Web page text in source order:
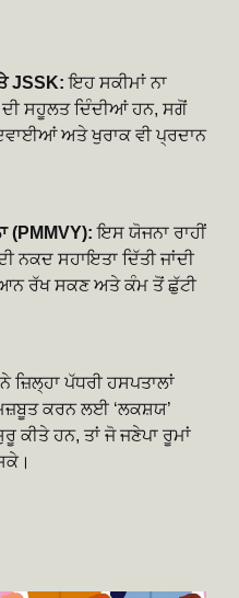
JSSK: ਇਹ ਸਕੀਮਾਂ ਨਾ
ਸਹੂਲਤ ਦਿੰਦੀਆਂ ਹਨ, ਸਗੋਂ
ਅਤੇ ਖੁਰਾਕ ਵੀ ਪ੍ਰਦਾਨ
(PMMVY):ਇਸ ਯੋਜਨਾ ਰਾਹੀਂ
ਨਕਦ ਸਹਾਇਤਾ ਦਿੱਤੀ ਜਾਂਦੀ
ਰੱਖ ਸਕਣ ਅਤੇ ਕੰਮ ਤੋਂ ਛੁੱਟੀ
ਜ਼ਿਲ੍ਹਾ ਪੱਧਰੀ ਹਸਪਤਾਲਾਂ
ਕਰਨ ਲਈ ‘ਲਕਸ਼ਯ’
ਕੀਤੇ ਹਨ, ਤਾਂ ਜੋ ਜਣੇਪਾ ਰੂਮਾਂ